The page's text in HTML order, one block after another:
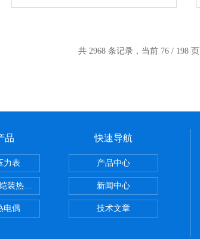
共 2968 条记录，当前 76 / 198 页
品
力表
装热电阻
电偶
快速导航
产品中心
新闻中心
技术文章